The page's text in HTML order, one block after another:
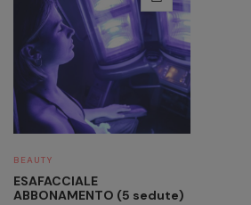
BEAUTY
ESAFACCIALE
ABBONAMENTO (5 sedute)